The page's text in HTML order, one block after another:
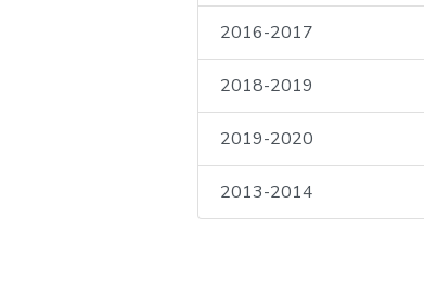
2016-2017
2018-2019
2019-2020
2013-2014